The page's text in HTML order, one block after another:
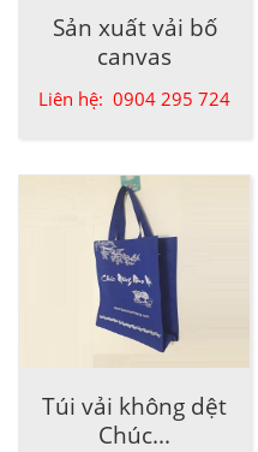
Sản xuất vải bố
canvas
Liên hệ: 0904 295 724
Túi vải không dệt
Chúc...